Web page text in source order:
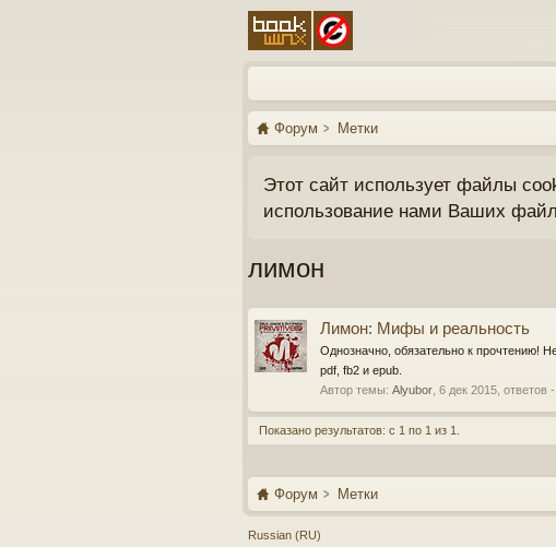
Форум Метки
Этот сайт использует файлы
использование нами Ваших
лимон
Лимон: Мифы и реальность
Однозначно, обязательно к прочтению!
pdf, fb2 и epub.
Автор темы: Alyubor 6 дек 2015 , ответов
Показано результатов: с 1 по 1 из 1.
Форум Метки
Russian (RU)